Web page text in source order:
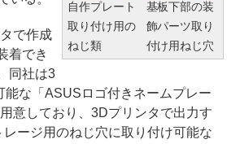
自作プレート
取り付け用の
ねじ類
基板下部の装
飾パーツ取り
付け用ねじ穴
で作成
着でき
同社は3
能な「ASUSロゴ付きネームプレー
意しており、3Dプリンタで出力す
レージ用のねじ穴に取り付け可能な